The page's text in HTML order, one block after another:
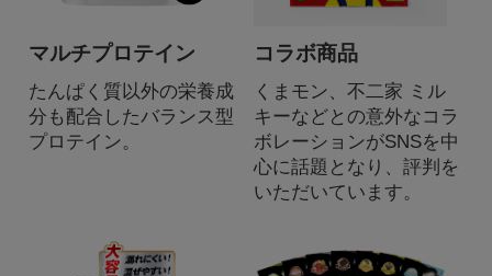
マルチプロテイン
たんぱく質以外の栄養成
分も配合したバランス型
プロテイン。
コラボ商品
くまモン、不二家 ミル
キーなどとの意外なコラ
ボレーションがSNSを中
心に話題となり、評判を
いただいています。